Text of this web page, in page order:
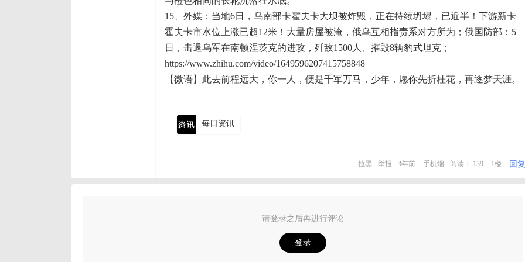
15、外媒：当地6日，乌南部卡霍夫卡大坝被炸毁，正在持续坍塌，已近半！下游新卡
霍夫卡市水位上涨已超12米！大量房屋被淹，俄乌互相指责系对方所为；俄国防部：5
日，击退乌军在南顿涅茨克的进攻，歼敌1500人、摧毁8辆豹式坦克；
https://www.zhihu.com/video/1649596207415758848
【微语】此去前程远大，你一人，便是千军万马，少年，愿你先折桂花，再逐梦天涯。
每日资讯
拉黑 举报 3年前 手机端 阅读： 139 1楼 回复
请登录之后再进行评论
登录